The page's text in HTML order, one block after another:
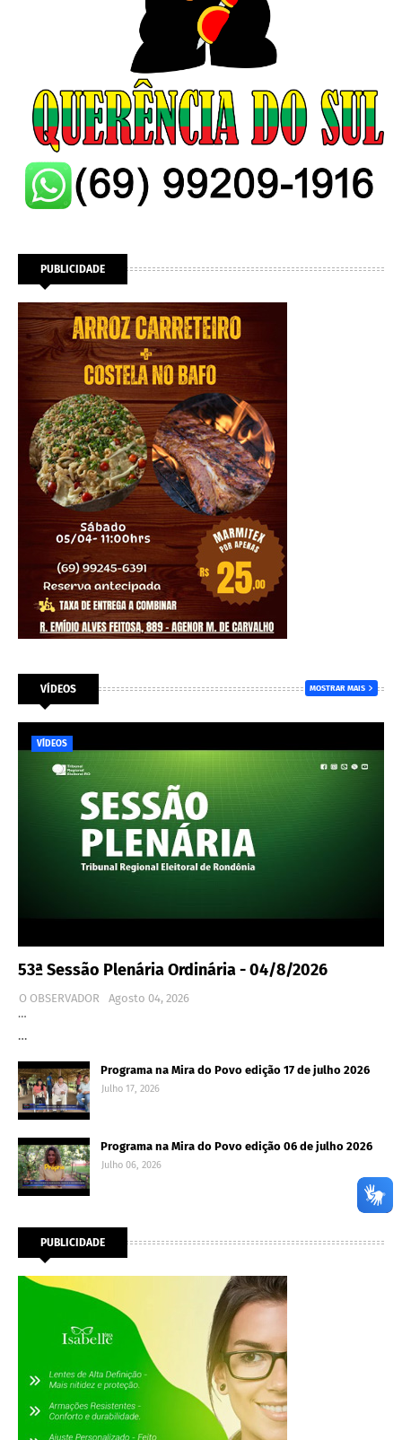
PUBLICIDADE
VÍDEOS MOSTRAR MAIS
VÍDEOS
53ª Sessão Plenária Ordinária - 04/8/2026
O OBSERVADOR
Agosto 04, 2026
…
…
Programa na Mira do Povo edição 17 de julho 2026
Julho 17, 2026
Programa na Mira do Povo edição 06 de julho 2026
Julho 06, 2026
PUBLICIDADE